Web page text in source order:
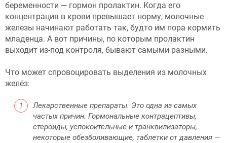
беременности — гормон пролактин. Когда его
концентрация в крови превышает норму, молочные
железы начинают работать так, будто им пора кормить
младенца. А вот причины, по которым пролактин
выходит из-под контроля, бывают самыми разными.
Что может спровоцировать выделения из молочных
желёз:
Лекарственные препараты. Это одна из самых
частых причин. Гормональные контрацептивы,
стероиды, успокоительные и транквилизаторы,
некоторые обезболивающие, таблетки от давления —